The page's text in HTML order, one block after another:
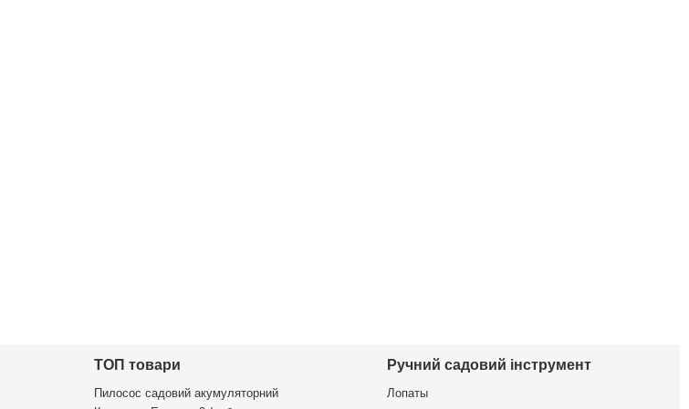
ТОП товари
Пилосос садовий акумуляторний
Ручний садовий інструмент
Лопаты